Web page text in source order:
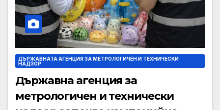
ДЪРЖАВНАТА АГЕНЦИЯ ЗА МЕТРОЛОГИЧЕН И ТЕХНИЧЕСКИ
НАДЗОР
Държавна агенция за
метрологичен и технически